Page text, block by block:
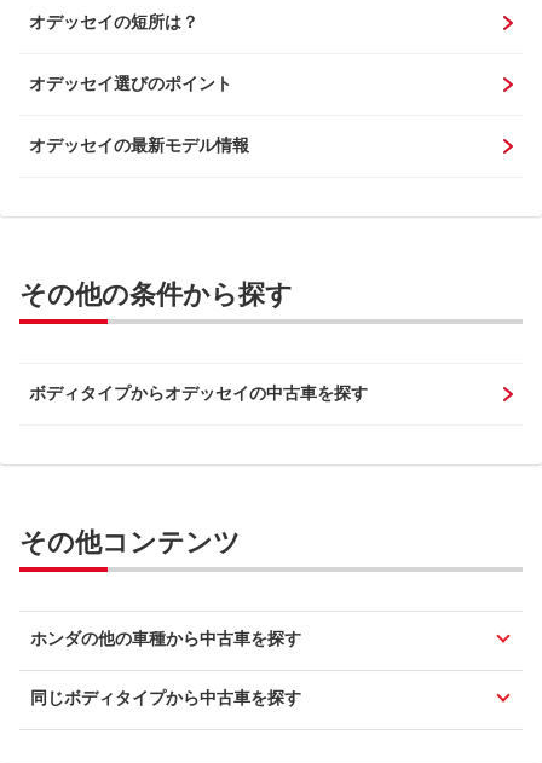
オデッセイの短所は？
オデッセイ選びのポイント
オデッセイの最新モデル情報
その他の条件から探す
ボディタイプからオデッセイの中古車を探す
その他コンテンツ
ホンダの他の車種から中古車を探す
同じボディタイプから中古車を探す